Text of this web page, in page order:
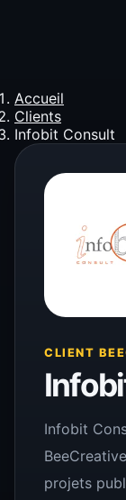
Accueil
Clients
Infobit Consult
CLIENT
Infobit
projets